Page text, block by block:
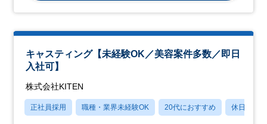
キャスティング【未経験OK／美容案件多数／即日
入社可】
株式会社KITEN
正社員採用 職種・業界未経験OK 20代におすすめ 休日120日